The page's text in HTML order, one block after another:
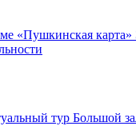
«Пушкинская карта»
тур Большой